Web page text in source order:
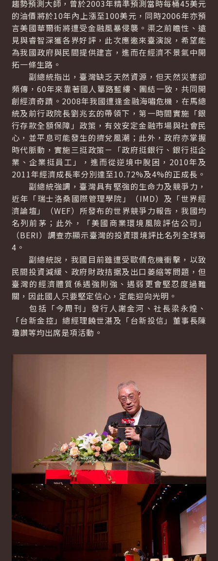
趨勢預測大師，曾於2003年精準預測當時每桶45美元
的油價將於10年內上漲至100美元，同時2006年亦預
言美國華爾街將遭受金融風暴侵襲。渠之前瞻性、遠
見與睿智深獲各界好評，此次應邀來臺演說，希望能
為我國政府與民間提供建言，進而在經濟不景氣中開
拓一條生路。
副總統指出，臺灣缺乏天然資源，但天然災害卻
頻傳，60年來靠著國人篳路藍縷、團結一致，共同開
創經濟奇蹟。2008年我國遭逢金融海嘯危機，在馬總
統及前行政院長劉兆玄的帶領下，第一時間實施「銀
行存款全額保障」政策，有效安定金融市場與社會民
心，並平息可能發生的擠兌風潮；此外，政府亦掌握
時代脈動，實施三挺政策－「政府挺銀行、銀行挺企
業、企業挺員工」，進而從逆境中脫困，2010年及
2011年經濟成長率分別達至10.72%及4%的正成長。
副總統強調，臺灣具有堅強的生命力及競爭力，
近年「瑞士洛桑國際管理學院」（IMD）及「世界經
濟論壇」（WEF）所發布的世界競爭力報告，我國均
名列前茅；此外，「美國商業環境風險評估公司」
（BERI）調查亦顯示臺灣的投資環境評比名列全球第
4。
副總統說，我國目前雖遭受歐債危機衝擊，以致
民間投資減緩、政府財政拮据及出口萎縮等問題，但
臺灣的經濟體質係遇強則強、遇弱更會堅忍度過難
關，因此國人只要堅定信心，定能迎向光明。
包括「今周刊」發行人謝金河、社長梁永煌、
「台新金控」總經理饒世湛及「台新投信」董事長陳
瓊讚等均出席是項活動。